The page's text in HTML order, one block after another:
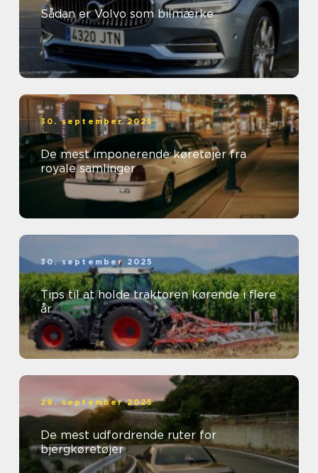
Sådan er Volvo som bilmærke
30. september 2025
De mest imponerende køretøjer fra
royale samlinger
30. september 2025
Tips til at holde traktoren kørende i flere
år
29. september 2025
De mest udfordrende ruter for
bjergkøretøjer